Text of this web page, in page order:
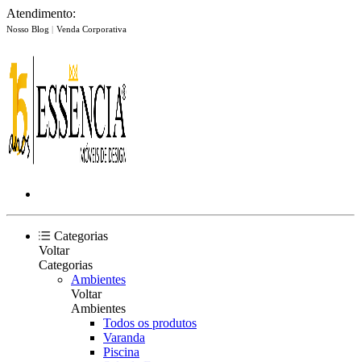
Atendimento:
Nosso Blog | Venda Corporativa
Categorias
Voltar
Categorias
Ambientes
Voltar
Ambientes
Todos os produtos
Varanda
Piscina